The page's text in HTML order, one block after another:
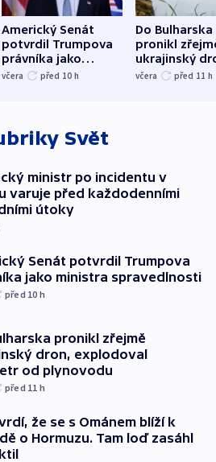
Americký Senát
potvrdil Trumpova
právníka jako
ministra
včera před 10 h
Do Bulharska
pronikl
ukrajinský
explodoval
včera před 11 h
Svět
ministr po incidentu v
varuje před každodenními
útoky
Senát potvrdil Trumpova
jako ministra spravedlnosti
před 10 h
pronikl zřejmě
dron, explodoval
od plynovodu
před 11 h
že se s Ománem blíží k
o Hormuzu. Tam loď zasáhl